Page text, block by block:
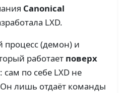
Canonical
LXD.
(демон) и
работает поверх
по себе LXD не
лишь отдаёт команды